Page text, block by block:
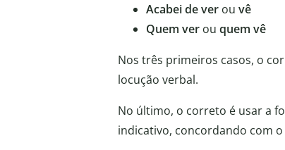
Acabei de ver ou vê
Quem ver ou quem vê
Nos três primeiros casos, o
locução verbal.
No último, o correto é usar a
indicativo, concordando com o